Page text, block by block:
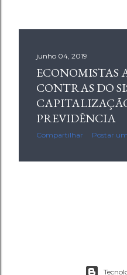
junho 04, 2019
ECONOMISTAS
CONTRAS DO
PREVIDÊNCIA
Compartilhar Postar